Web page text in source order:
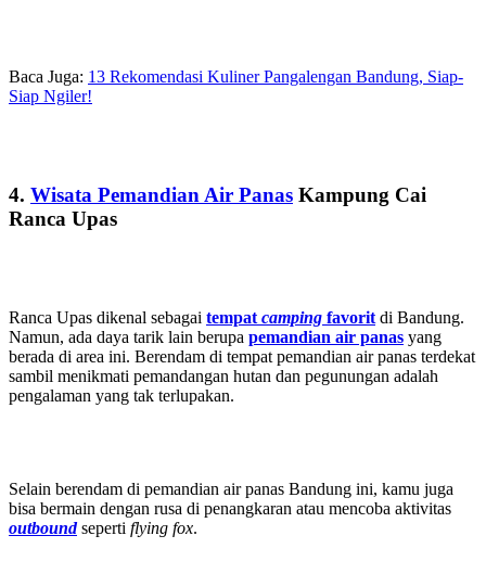
Baca Juga: 13 Rekomendasi Kuliner Pangalengan Bandung, Siap-
Siap Ngiler!
4. Wisata Pemandian Air Panas Kampung Cai
Ranca Upas
Ranca Upas dikenal sebagai tempat camping favorit di Bandung.
Namun, ada daya tarik lain berupa pemandian air panas yang
berada di area ini. Berendam di tempat pemandian air panas terdekat
sambil menikmati pemandangan hutan dan pegunungan adalah
pengalaman yang tak terlupakan.
Selain berendam di pemandian air panas Bandung ini, kamu juga
bisa bermain dengan rusa di penangkaran atau mencoba aktivitas
outboundseperti flying fox.